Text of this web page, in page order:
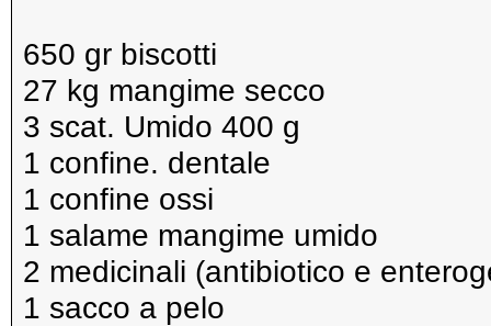
650 gr biscotti
27 kg mangime secco
3 scat. Umido 400 g
1 confine. dentale
1 confine ossi
1 salame mangime umido
2 medicinali (antibiotico e
1 sacco a pelo